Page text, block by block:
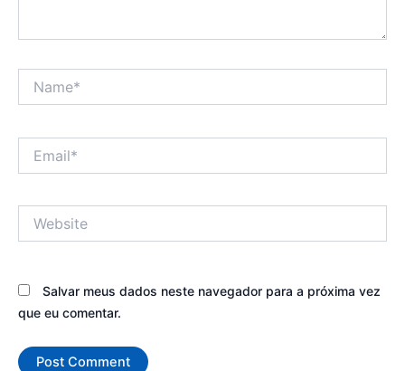
Salvar meus dados neste navegador para a próxima vez
que eu comentar.